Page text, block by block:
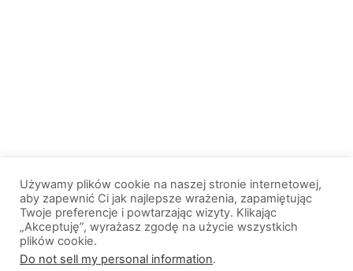
© 2013-2026, All Rights Reserved. Wszelkie prawa zastrzeżone. |
Używamy plików cookie na naszej stronie internetowej,
aby zapewnić Ci jak najlepsze wrażenia, zapamiętując
Twoje preferencje i powtarzając wizyty. Klikając
„Akceptuję”, wyrażasz zgodę na użycie wszystkich
plików cookie.
Do not sell my personal information.